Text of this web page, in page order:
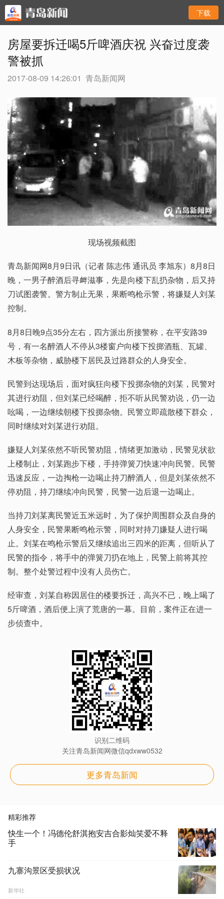
下载
房屋要拆迁喝5斤啤酒庆祝 兴奋过度袭
警被抓
2017-08-09 14:26:01 青岛新闻网
现场视频截图
青岛新闻网8月9日讯（记者 陈志伟 通讯员 李旭东）8月8日
晚，一男子醉酒后寻衅滋事，先是向楼下乱扔杂物，后又持
刀试图袭警。警方制止无果，果断鸣枪示警，将嫌疑人刘某
控制。
8月8日晚9点35分左右，四方派出所接警称，在平安路39
号，有一名醉酒人不停从3楼窗户向楼下投掷酒瓶、瓦罐、
木板等杂物，威胁楼下居民及过路群众的人身安全。
民警到达现场后，面对疯狂向楼下投掷杂物的刘某，民警对
其进行劝阻，但刘某已经喝醉，拒不听从民警劝说，仍一边
吆喝，一边继续朝楼下投掷杂物。民警立即疏散楼下群众，
同时继续对刘某进行劝阻。
嫌疑人刘某依然不听民警劝阻，情绪更加激动，民警见状欲
上楼制止，刘某跑步下楼，手持弹簧刀快速冲向民警。民警
迅速反应，一边掏枪一边喝止持刀醉酒人，但是刘某依然不
停劝阻，持刀继续冲向民警，民警一边后退一边喝止。
当持刀刘某离民警近五米远时，为了保护周围群众及自身的
人身安全，民警果断鸣枪示警，同时对持刀嫌疑人进行喝
止。刘某在鸣枪示警后又继续追出三四米的距离，但听从了
民警的指令，将手中的弹簧刀扔在地上，民警上前将其控
制。整个处警过程中没有人员伤亡。
经审查，刘某自称因居住的楼要拆迁，高兴不已，晚上喝了
5斤啤酒，酒后便上演了荒唐的一幕。目前，案件正在进一
步侦查中。
识别二维码
关注青岛新闻网微信qdxww0532
更多青岛新闻
精彩推荐
快生一个！冯德伦舒淇抱安吉合影灿笑爱不释
手
九寨沟景区受损状况
新华社